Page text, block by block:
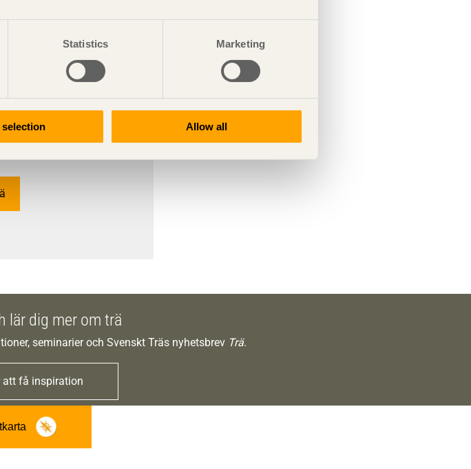
Statistics Marketing
Allow all
lär dig mer om trä
seminarier och Svenskt Träs nyhetsbrev Trä.
få inspiration